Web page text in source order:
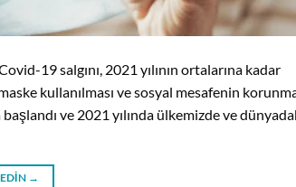
19 salgını, 2021 yılının ortalarına kadar
kullanılması ve sosyal mesafenin
ve 2021 yılında ülkemizde ve
→